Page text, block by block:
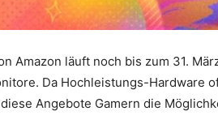
Amazon läuft noch bis zum 31.
Da Hochleistungs-Hardware
Angebote Gamern die